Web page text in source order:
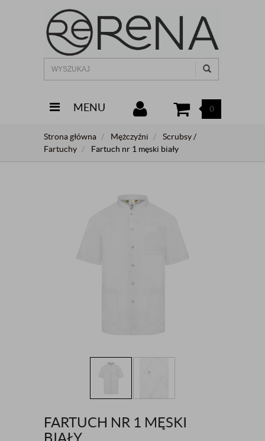
MENU 0
Strona główna Mężczyźni
Scrubsy /
Fartuchy
Fartuch nr 1 męski biały
FARTUCH NR 1 MĘSKI